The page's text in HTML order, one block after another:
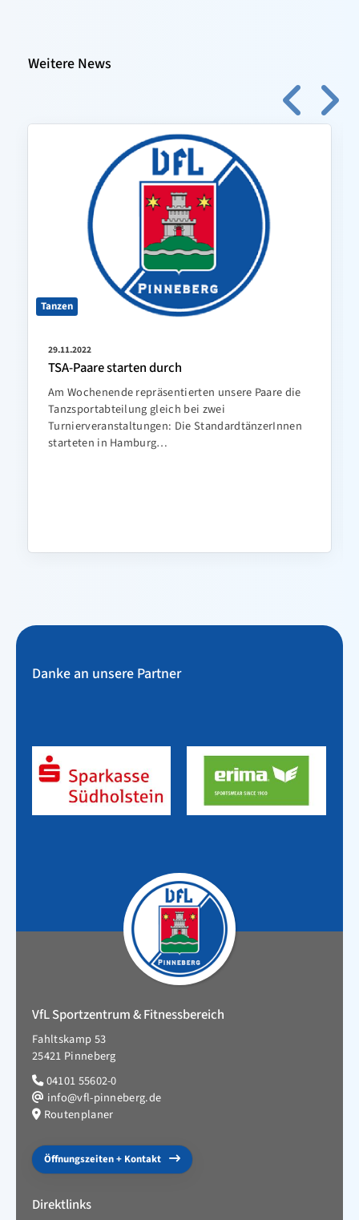
Weitere News
Tanzen
29.11.2022
TSA-Paare starten durch
Am Wochenende repräsentierten unsere Paare die
Tanzsportabteilung gleich bei zwei
Turnierveranstaltungen: Die StandardtänzerInnen
starteten in Hamburg…
Danke an unsere Partner
VfL Sportzentrum & Fitnessbereich
Fahltskamp 53
25421 Pinneberg
04101 55602-0
info@vfl-pinneberg.de
Routenplaner
Öffnungszeiten + Kontakt
Direktlinks